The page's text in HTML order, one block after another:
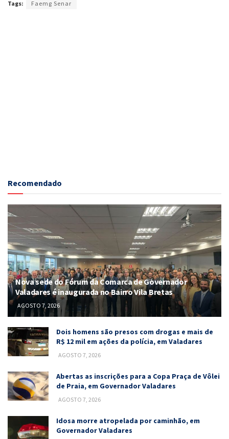
Tags: Faemg Senar
Recomendado
Nova sede do Fórum da Comarca de Governador
Valadares é inaugurada no Bairro Vila Bretas
AGOSTO 7, 2026
Dois homens são presos com drogas e mais de
R$ 12 mil em ações da polícia, em Valadares
AGOSTO 7, 2026
Abertas as inscrições para a Copa Praça de Vôlei
de Praia, em Governador Valadares
AGOSTO 7, 2026
Idosa morre atropelada por caminhão, em
Governador Valadares